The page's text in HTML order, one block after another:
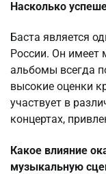
Насколько
Баста является
России. Он имеет
альбомы всегда
высокие оценки
участвует в
концертах,
Какое влияние
музыкальную